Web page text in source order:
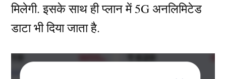
मिलेगी. इसके साथ ही प्लान में 5G अनलिमिटेड
डाटा भी दिया जाता है.